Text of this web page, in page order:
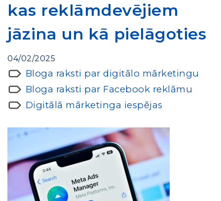
kas reklāmdevējiem
jāzina un kā pielāgoties
04/02/2025
Bloga raksti par digitālo mārketingu
Bloga raksti par Facebook reklāmu
Digitālā mārketinga iespējas